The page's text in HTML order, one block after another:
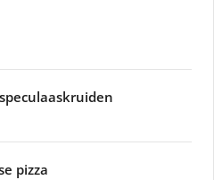
pizza